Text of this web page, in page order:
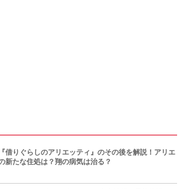
借りぐらしのアリエッティ』のその後を解説！アリエ
新たな住処は？翔の病気は治る？